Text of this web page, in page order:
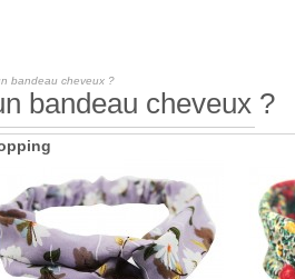
bandeau cheveux ?
bandeau cheveux ?